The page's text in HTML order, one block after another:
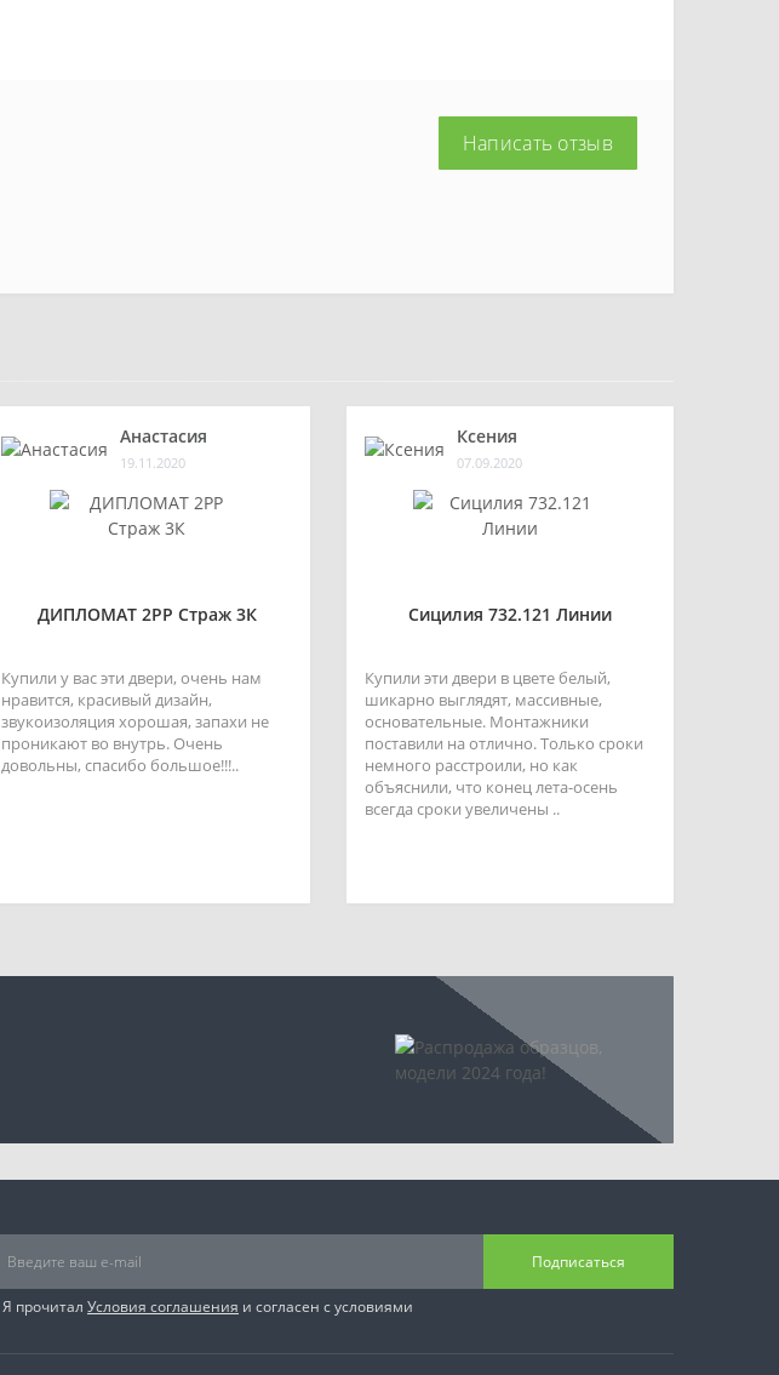
Написать отзыв
Анастасия
19.11.2020
ДИПЛОМАТ 2РР Страж 3К
Купили у вас эти двери, очень нам
нравится, красивый дизайн,
звукоизоляция хорошая, запахи не
проникают во внутрь. Очень
довольны, спасибо большое!!!..
Ксения
07.09.2020
Сицилия 732.121 Линии
Купили эти двери в цвете белый,
шикарно выглядят, массивные,
основательные. Монтажники
поставили на отлично. Только сроки
немного расстроили, но как
объяснили, что конец лета-осень
всегда сроки увеличены ..
Подписаться
Я прочитал Условия соглашения и согласен с условиями